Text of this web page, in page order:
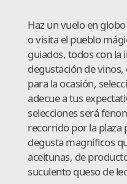
Haz un vuelo en
o visita el pueblo
guiados, todos con la
degustación de
para la ocasión,
adecue a tus
selecciones será
recorrido por la plaza
degusta magníficos
aceitunas, de
suculento queso de